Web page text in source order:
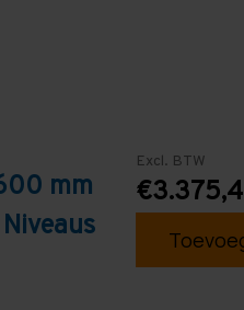
mm
Excl. BTW